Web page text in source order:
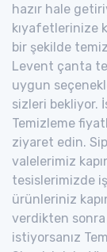
hazır hale
kıyafetlerinize
bir şekilde
Levent çanta
uygun
sizleri bekliyor.
Temizleme
ziyaret edin.
valelerimiz
tesislerimizde
ürünleriniz
verdikten
istiyorsanız